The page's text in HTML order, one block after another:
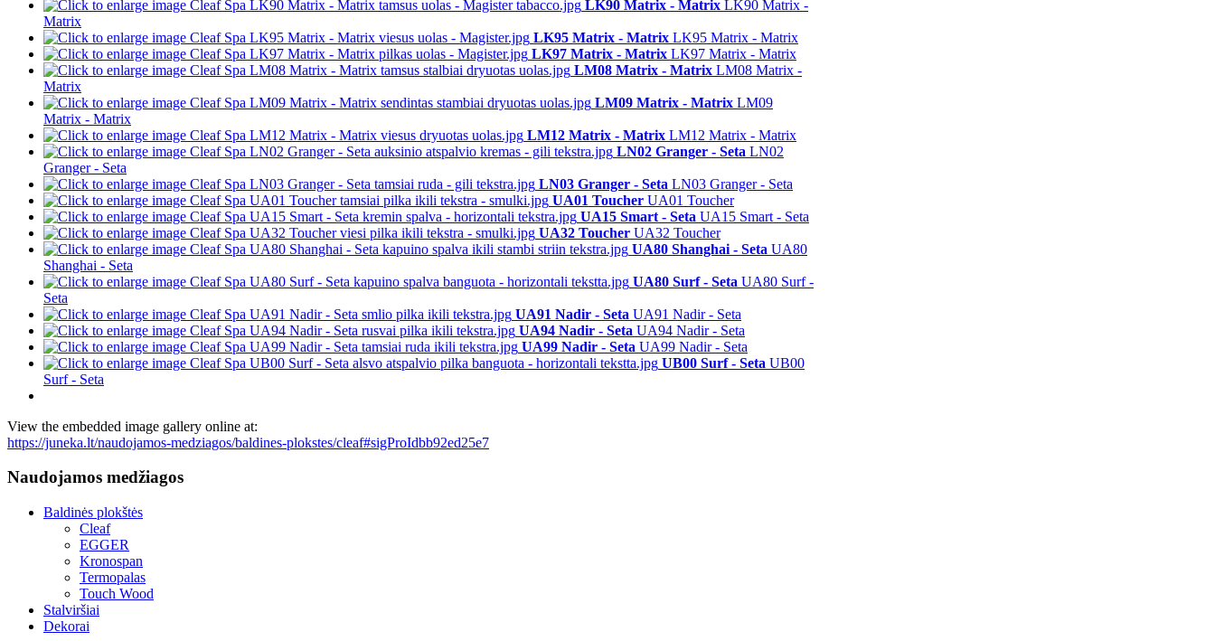
LK90 Matrix - Matrix LK90 Matrix -
Matrix
LK95 Matrix - Matrix LK95 Matrix - Matrix
LK97 Matrix - Matrix LK97 Matrix - Matrix
LM08 Matrix - Matrix LM08 Matrix -
Matrix
LM09 Matrix - Matrix LM09
Matrix - Matrix
LM12 Matrix - Matrix LM12 Matrix - Matrix
LN02 Granger - Seta LN02
Granger - Seta
LN03 Granger - Seta LN03 Granger - Seta
UA01 Toucher UA01 Toucher
UA15 Smart - Seta UA15 Smart - Seta
UA32 Toucher UA32 Toucher
UA80 Shanghai - Seta UA80
Shanghai - Seta
UA80 Surf - Seta UA80 Surf -
Seta
UA91 Nadir - Seta UA91 Nadir - Seta
UA94 Nadir - Seta UA94 Nadir - Seta
UA99 Nadir - Seta UA99 Nadir - Seta
UB00 Surf - Seta UB00
Surf - Seta
View the embedded image gallery online at:
https://juneka.lt/naudojamos-medziagos/baldines-plokstes/cleaf#sigProIdbb92ed25e7
Naudojamos medžiagos
Baldinės plokštės
Cleaf
EGGER
Kronospan
Termopalas
Touch Wood
Stalviršiai
Dekorai